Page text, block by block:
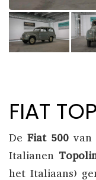
FIAT
De Fiat 500 van
Italianen
het Italiaans)